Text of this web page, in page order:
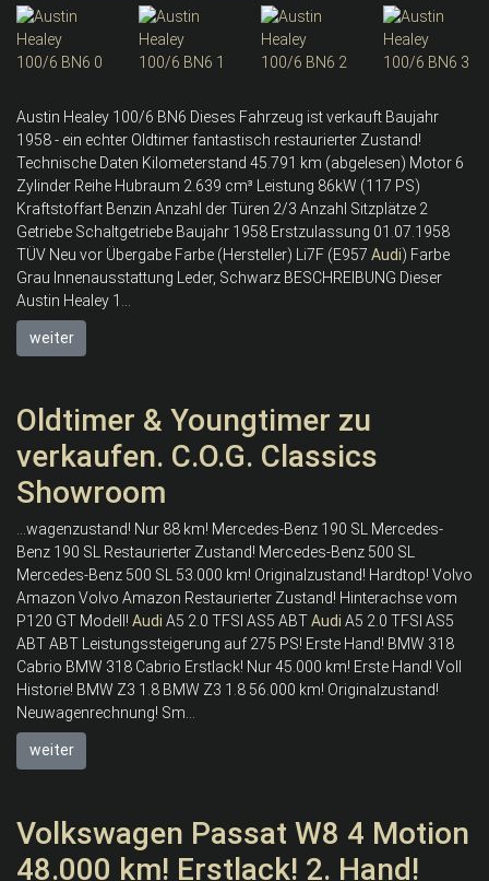
Austin Healey 100/6 BN6 Dieses Fahrzeug ist verkauft Baujahr
1958 - ein echter Oldtimer fantastisch restaurierter Zustand!
Technische Daten Kilometerstand 45.791 km (abgelesen) Motor 6
Zylinder Reihe Hubraum 2.639 cm³ Leistung 86kW (117 PS)
Kraftstoffart Benzin Anzahl der Türen 2/3 Anzahl Sitzplätze 2
Getriebe Schaltgetriebe Baujahr 1958 Erstzulassung 01.07.1958
TÜV Neu vor Übergabe Farbe (Hersteller) Li7F (E957 Audi) Farbe
Grau Innenausstattung Leder, Schwarz BESCHREIBUNG Dieser
Austin Healey 1...
weiter
Oldtimer & Youngtimer zu
verkaufen. C.O.G. Classics
Showroom
...wagenzustand! Nur 88 km! Mercedes-Benz 190 SL Mercedes-
Benz 190 SL Restaurierter Zustand! Mercedes-Benz 500 SL
Mercedes-Benz 500 SL 53.000 km! Originalzustand! Hardtop! Volvo
Amazon Volvo Amazon Restaurierter Zustand! Hinterachse vom
P120 GT Modell! Audi A5 2.0 TFSI AS5 ABTAudi A5 2.0 TFSI AS5
ABT ABT Leistungssteigerung auf 275 PS! Erste Hand! BMW 318
Cabrio BMW 318 Cabrio Erstlack! Nur 45.000 km! Erste Hand! Voll
Historie! BMW Z3 1.8 BMW Z3 1.8 56.000 km! Originalzustand!
Neuwagenrechnung! Sm...
weiter
Volkswagen Passat W8 4 Motion
48.000 km! Erstlack! 2. Hand!